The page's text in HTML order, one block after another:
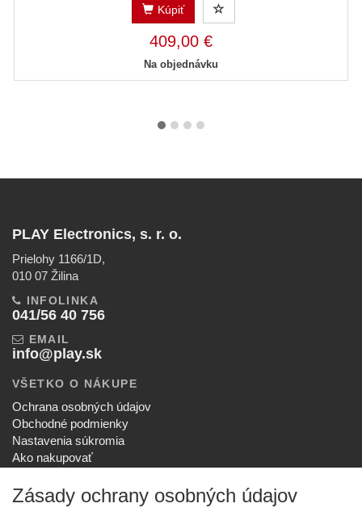
Kúpiť
409,00 €
Na objednávku
PLAY Electronics, s. r. o.
Prielohy 1166/1D,
010 07 Žilina
INFOLINKA
041/56 40 756
EMAIL
info@play.sk
VŠETKO O NÁKUPE
Ochrana osobných údajov
Obchodné podmienky
Nastavenia súkromia
Ako nakupovať
SPOLOČNOSŤ
Zásady ochrany osobných údajov